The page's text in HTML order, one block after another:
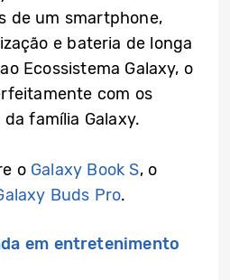
de um smartphone,
e bateria de longa
Ecossistema Galaxy, o
com os
família Galaxy.
o Galaxy Book S, o
Buds Pro.
em entretenimento